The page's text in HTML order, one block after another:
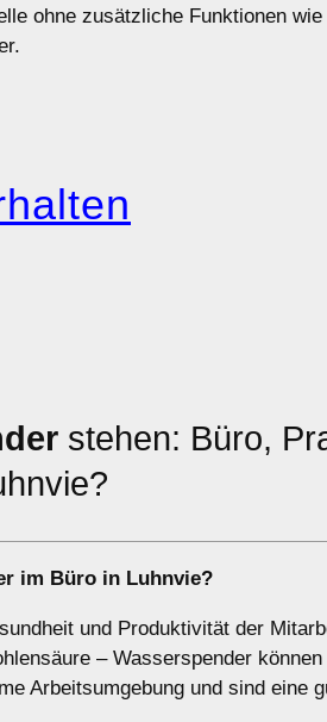
ohne zusätzliche Funktionen
stehen: Büro,
im Büro in Luhnvie?
und Produktivität der
– Wasserspender
Arbeitsumgebung und sind eine